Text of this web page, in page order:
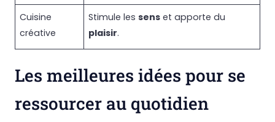
Cuisine
créative
Stimule lessens et apporte du
plaisir.
Les meilleures idées pour se
ressourcer au quotidien